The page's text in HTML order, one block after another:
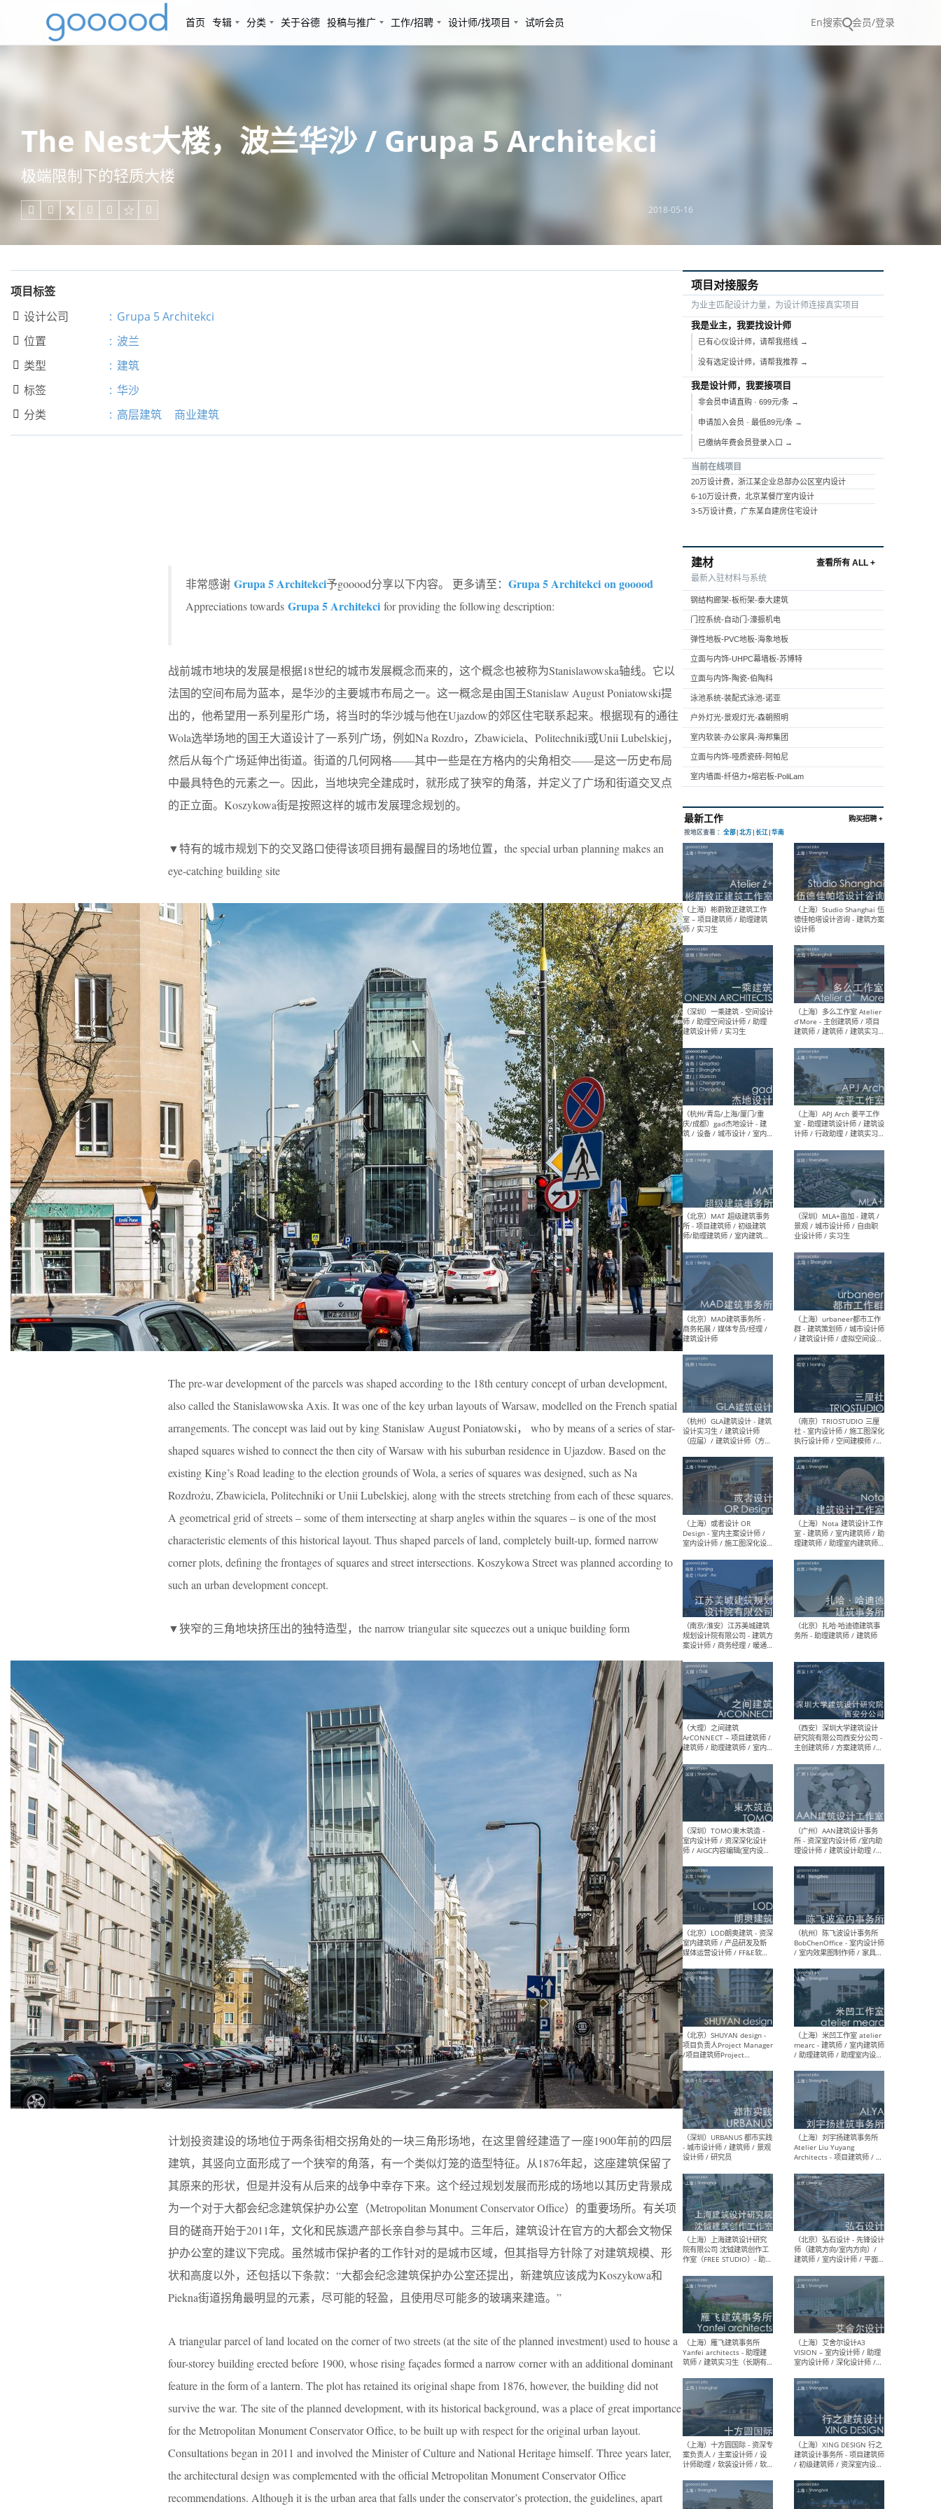
首页 专辑 分类 关于谷德 投稿与推广 工作/招聘 设计师/找项目 试听会员 En搜索 会员/登录
The Nest大楼，波兰华沙 / Grupa 5 Architekci
极端限制下的轻质大楼
     2018-05-16
项目标签
 设计公司 : Grupa 5 Architekci
 位置 : 波兰
 类型 : 建筑
 标签 : 华沙
 分类 : 高层建筑 商业建筑
非常感谢 Grupa 5 Architekci予gooood分享以下内容。 更多请至： Grupa 5 Architekci on gooood
Appreciations towards Grupa 5 Architekci for providing the following description:
战前城市地块的发展是根据18世纪的城市发展概念而来的，这个概念也被称为Stanislawowska轴线。它以
法国的空间布局为蓝本，是华沙的主要城市布局之一。这一概念是由国王Stanislaw August Poniatowski提
出的，他希望用一系列星形广场，将当时的华沙城与他在Ujazdow的郊区住宅联系起来。根据现有的通往
Wola选举场地的国王大道设计了一系列广场，例如Na Rozdro，Zbawiciela、Politechniki或Unii Lubelskiej，
然后从每个广场延伸出街道。街道的几何网格——其中一些是在方格内的尖角相交——是这一历史布局
中最具特色的元素之一。因此，当地块完全建成时，就形成了狭窄的角落，并定义了广场和街道交叉点
的正立面。Koszykowa街是按照这样的城市发展理念规划的。
▼特有的城市规划下的交叉路口使得该项目拥有最醒目的场地位置，the special urban planning makes an
eye-catching building site
The pre-war development of the parcels was shaped according to the 18th century concept of urban development,
also called the Stanislawowska Axis. It was one of the key urban layouts of Warsaw, modelled on the French spatial
arrangements. The concept was laid out by king Stanislaw August Poniatowski， who by means of a series of star-
shaped squares wished to connect the then city of Warsaw with his suburban residence in Ujazdow. Based on the
existing King’s Road leading to the election grounds of Wola, a series of squares was designed, such as Na
Rozdrożu, Zbawiciela, Politechniki or Unii Lubelskiej, along with the streets stretching from each of these squares.
A geometrical grid of streets – some of them intersecting at sharp angles within the squares – is one of the most
characteristic elements of this historical layout. Thus shaped parcels of land, completely built-up, formed narrow
corner plots, defining the frontages of squares and street intersections. Koszykowa Street was planned according to
such an urban development concept.
▼狭窄的三角地块挤压出的独特造型，the narrow triangular site squeezes out a unique building form
计划投资建设的场地位于两条街相交拐角处的一块三角形场地，在这里曾经建造了一座1900年前的四层
建筑，其竖向立面形成了一个狭窄的角落，有一个类似灯笼的造型特征。从1876年起，这座建筑保留了
其原来的形状，但是并没有从后来的战争中幸存下来。这个经过规划发展而形成的场地以其历史背景成
为一个对于大都会纪念建筑保护办公室（Metropolitan Monument Conservator Office）的重要场所。有关项
目的磋商开始于2011年，文化和民族遗产部长亲自参与其中。三年后，建筑设计在官方的大都会文物保
护办公室的建议下完成。虽然城市保护者的工作针对的是城市区域，但其指导方针除了对建筑规模、形
状和高度以外，还包括以下条款：“大都会纪念建筑保护办公室还提出，新建筑应该成为Koszykowa和
Piekna街道拐角最明显的元素，尽可能的轻盈，且使用尽可能多的玻璃来建造。”
A triangular parcel of land located on the corner of two streets (at the site of the planned investment) used to house a
four-storey building erected before 1900, whose rising façades formed a narrow corner with an additional dominant
feature in the form of a lantern. The plot has retained its original shape from 1876, however, the building did not
survive the war. The site of the planned development, with its historical background, was a place of great importance
for the Metropolitan Monument Conservator Office, to be built up with respect for the original urban layout.
Consultations began in 2011 and involved the Minister of Culture and National Heritage himself. Three years later,
the architectural design was complemented with the official Metropolitan Monument Conservator Office
recommendations. Although it is the urban area that falls under the conservator’s protection, the guidelines, apart
项目对接服务
为业主匹配设计力量，为设计师连接真实项目
我是业主，我要找设计师
已有心仪设计师，请帮我搭线 →
没有选定设计师，请帮我推荐 →
我是设计师，我要接项目
非会员申请直购 · 699元/条 →
申请加入会员 · 最低89元/条 →
已缴纳年费会员登录入口 →
当前在线项目
20万设计费，浙江某企业总部办公区室内设计
6-10万设计费，北京某餐厅室内设计
3-5万设计费，广东某自建房住宅设计
建材
查看所有 ALL +
最新入驻材料与系统
钢结构廊架-板桁架-泰大建筑
门控系统-自动门-濠振机电
弹性地板-PVC地板-海象地板
立面与内饰-UHPC幕墙板-苏博特
立面与内饰-陶瓷-伯陶科
泳池系统-装配式泳池-诺亚
户外灯光-景观灯光-森朝照明
室内软装-办公家具-海邦集团
立面与内饰-哑质瓷砖-阿帕尼
室内墙面-纤倍力+熔岩板-PoliLam
最新工作
按地区查看 ：全部|北方|长江
（上海）彬蔚致正建筑工作
室 – 项目建筑师 / 助理建筑
师 / 实习生
（深圳）一乘建筑 - 空间设计
师 / 助理空间设计师 / 助理
建筑设计师 / 实习生
（杭州/青岛/上海/厦门/重
庆/成都）gad杰地设计 - 建
筑 / 设备 / 城市设计 / 室内 /
幕墙 / BIM / 成本 / 工程 / 运
营 / 品牌 / 观点views / 实习
等
（北京）MAT 超级建筑事务
所 - 项目建筑师 / 初级建筑
师/助理建筑师 / 室内建筑师
（北京）MAD建筑事务所 -
商务拓展 / 媒体专员/经理 /
设计实习生 / 建筑设计师
（应届）/ 建筑设计师（方案
设计）/ 建筑设计师（施工
图）/ 结构设计师 / 给排水设
计师
（上海）或者设计 OR
Design - 室内主案设计师 /
室内设计师 / 施工图深化设
计师 / 室内设计助理 / 新媒
体运营
（南京/淮安）江苏美城建筑
规划设计院有限公司 - 建筑方
案设计师 / 商务经理 / 暖通
设计师 / 造价工程师
（大理）之间建筑
ArCONNECT – 项目建筑师 /
建筑师 / 助理建筑师 / 室内
设计师 / 实习生
（深圳）TOMO東木筑造 -
室内设计师 / 资深深化设计
师 / AIGC内容编辑(室内设计
方向) / 照明设计师 / 软装设
计师
（北京）LOD朗奥建筑 - 资深
室内建筑师 / 产品研发及新
设计师 / 深化设计师 / 实习
（北京）SHUYAN design -
项目负责人Project Manager
/项目建筑师Project
Architect / 助理建筑师
Assistant Architect / 创始
人助理Founder's Assistant
/ 实习生Intern
（深圳）URBANUS 都市实践
- 城市设计师 / 建筑师 / 景观